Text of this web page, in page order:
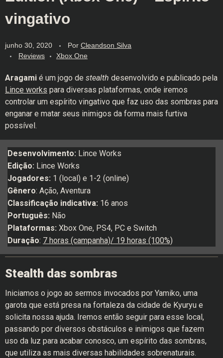
vingativo
junho 30, 2020 Por Cleandson Silva
Reviews
Xbox One
Aragami é um jogo de stealth desenvolvido e publicado pela
Lince works para diversas plataformas, onde iremos
controlar um espírito vingativo que faz uso das sombras para
enganar e matar seus inimigos da forma mais furtiva
possível.
Desenvolvimento: Lince Works
Edição: Lince Works
Jogadores: 1 (local) e 1-2 (online)
Gênero: Ação, Aventura
Classificação indicativa: 16 anos
Português: Não
Plataformas: Xbox One, PS4, PC e Switch
Duração: 7 horas (campanha)/ 19 horas (100%)
Stealth das sombras
Iniciamos o jogo ao sermos invocados por Yamiko, uma
garota que está presa na fortaleza da cidade de Kyuryu e
solicita nossa ajuda. Iremos então seguir para esse local,
passando por diversos obstáculos e inimigos que fazem
uso da luz para acabar conosco, um espírito das sombras,
que utiliza as mais diversas habilidades sobrenaturais.